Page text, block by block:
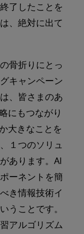
了したことを
、絶対に出て
骨折りにとっ
キャンペーン
、皆さまのあ
にもつながり
大きなことを
１つのソリュ
あります。AI
ーネントを簡
き情報技術イ
うことです。
アルゴリズム